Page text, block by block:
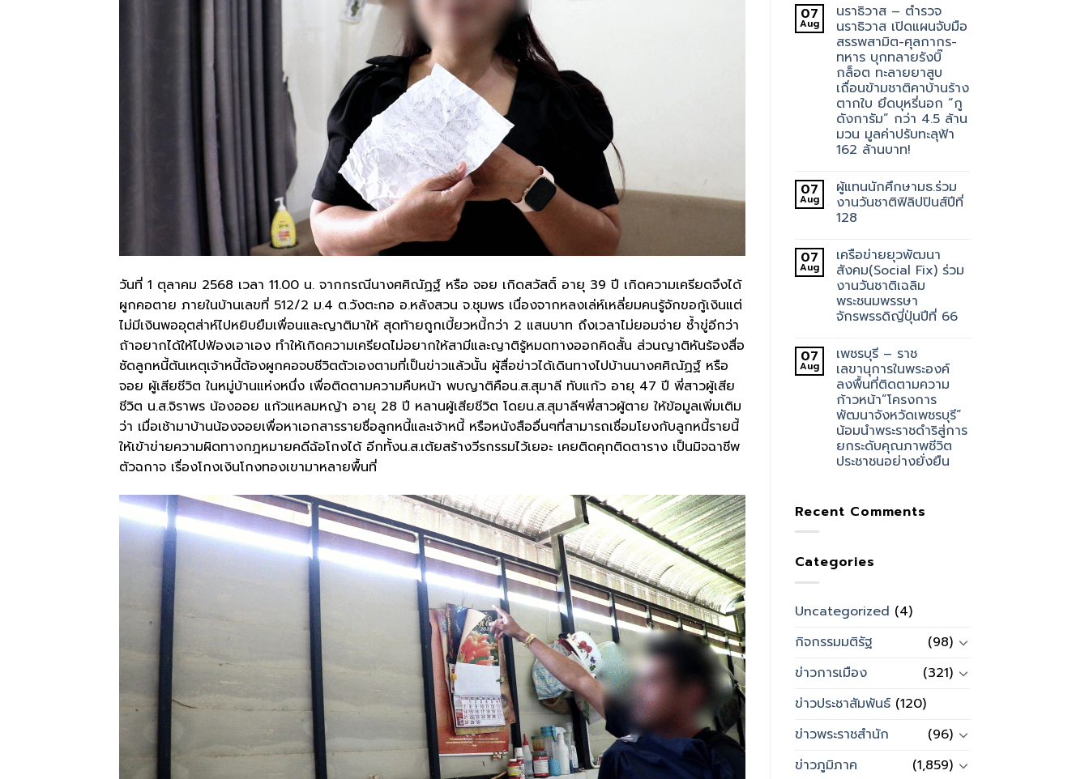
วันที่ 1 ตุลาคม 2568 เวลา 11.00 น. จากกรณีนางศศิณัฏฐ์ หรือ จอย เกิดสวัสดิ์ อายุ 39 ปี เกิดความเครียดจึงได้
ผูกคอตาย ภายในบ้านเลขที่ 512/2 ม.4 ต.วังตะกอ อ.หลังสวน จ.ชุมพร เนื่องจากหลงเล่ห์เหลี่ยมคนรู้จักขอกู้เงินแต่
ไม่มีเงินพออุตส่าห์ไปหยิบยืมเพื่อนและญาติมาให้ สุดท้ายถูกเบี้ยวหนี้กว่า 2 แสนบาท ถึงเวลาไม่ยอมจ่าย ซ้ำขู่อีกว่า
ถ้าอยากได้ให้ไปฟ้องเอาเอง ทำให้เกิดความเครียดไม่อยากให้สามีและญาติรู้หมดทางออกคิดสั้น ส่วนญาติหันร้องสื่อ
ซัดลูกหนี้ต้นเหตุเจ้าหนี้ต้องผูกคอจบชีวิตตัวเองตามที่เป็นข่าวแล้วนั้น ผู้สื่อข่าวได้เดินทางไปบ้านนางศศิณัฏฐ์ หรือ
จอย ผู้เสียชีวิต ในหมู่บ้านแห่งหนึ่ง เพื่อติดตามความคืบหน้า พบญาติคือน.ส.สุมาลี ทับแก้ว อายุ 47 ปี พี่สาวผู้เสีย
ชีวิต น.ส.จิราพร น้องออย แก้วแหลมหญ้า อายุ 28 ปี หลานผู้เสียชีวิต โดยน.ส.สุมาลีฯพี่สาวผู้ตาย ให้ข้อมูลเพิ่มเติม
ว่า เมื่อเช้ามาบ้านน้องจอยเพื่อหาเอกสารรายชื่อลูกหนี้และเจ้าหนี้ หรือหนังสืออื่นๆที่สามารถเชื่อมโยงกับลูกหนี้รายนี้
ให้เข้าข่ายความผิดทางกฎหมายคดีฉ้อโกงได้ อีกทั้งน.ส.เต้ยสร้างวีรกรรมไว้เยอะ เคยติดคุกติดตาราง เป็นมิจฉาชีพ
ตัวฉกาจ เรื่องโกงเงินโกงทองเขามาหลายพื้นที่
07
Aug
นราธิวาส – ตำรวจ
นราธิวาส เปิดแผนจับมือ
สรรพสามิต-ศุลกากร-
ทหาร บุกทลายรังบิ๊
กล็อต ทะลายยาสูบ
เถื่อนข้ามชาติคาบ้านร้าง
ตากใบ ยึดบุหรี่นอก “กู
ดังการัม” กว่า 4.5 ล้าน
มวน มูลค่าปรับทะลุฟ้า
162 ล้านบาท!
07
Aug
ผู้แทนนักศึกษามธ.ร่วม
งานวันชาติฟิลิปปินส์ปีที่
128
07
Aug
เครือข่ายยุวพัฒนา
สังคม(Social Fix) ร่วม
งานวันชาติเฉลิม
พระชนมพรรษา
จักรพรรดิญี่ปุ่นปีที่ 66
07
Aug
เพชรบุรี – ราช
เลขานุการในพระองค์
ลงพื้นที่ติดตามความ
ก้าวหน้า”โครงการ
พัฒนาจังหวัดเพชรบุรี”
น้อมนำพระราชดำริสู่การ
ยกระดับคุณภาพชีวิต
ประชาชนอย่างยั่งยืน
Recent Comments
Categories
Uncategorized (4)
กิจกรรมมติรัฐ
(98)
ข่าวการเมือง
(321)
ข่าวประชาสัมพันธ์(120)
ข่าวพระราชสำนัก
(96)
ข่าวภูมิภาค
(1,859)